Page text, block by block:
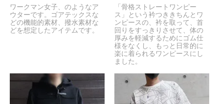
ワークマン女子、のようなア
ウターです。ゴアテックスな
どの機能的素材、撥水素材な
どを想定したアイテムです。
「骨格ストレートワンピー
ス」という衿つききちんとワ
ンピースの、衿を取って、首
回りをすっきりさせて、体の
厚みを軽減するためにゴム仕
様をなくし、もっと日常的に
楽に着られるワンピースにし
ました。